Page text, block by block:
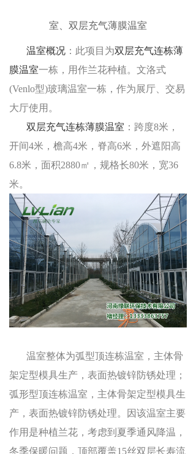
室、双层充气薄膜温室
温室概况 ：此项目为双层充气连栋薄
膜温室一栋，用作兰花种植。文洛式
(Venlo型)玻璃温室一栋，作为展厅、交易
大厅使用。
双层充气连栋薄膜温室 ：跨度8米 ，
开间4米，檐高4米，脊高6米，外遮阳高
6.8米，面积2880㎡，规格长80米，宽36
米。
温室整体为弧型顶连栋温室，主体骨
架定型模具生产，表面热镀锌防锈处理；
弧形型顶连栋温室，主体骨架定型模具生
产，表面热镀锌防锈处理。因该温室主要
作用是种植兰花，考虑到夏季通风降温，
冬季保暖问题，顶部覆盖15丝双层长寿流